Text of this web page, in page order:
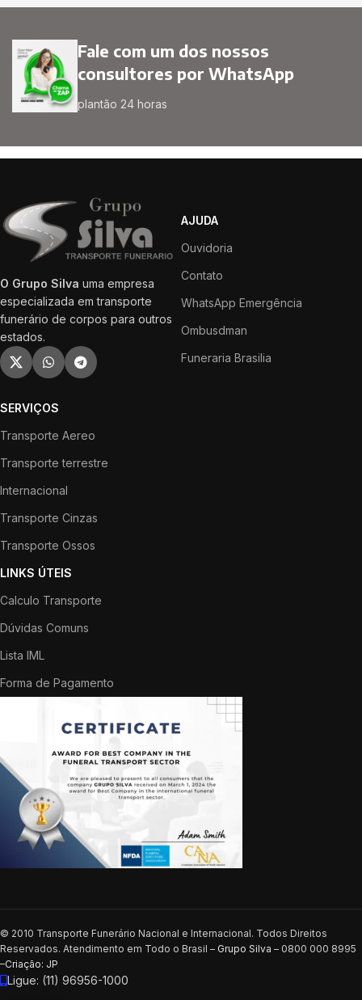
Fale com um dos nossos
consultores por WhatsApp
plantão 24 horas
O Grupo Silva uma empresa
especializada em transporte
funerário de corpos para outros
estados.
AJUDA
Ouvidoria
Contato
WhatsApp Emergência
Ombusdman
Funeraria Brasilia
SERVIÇOS
Transporte Aereo
Transporte terrestre
Internacional
Transporte Cinzas
Transporte Ossos
LINKS ÚTEIS
Calculo Transporte
Dúvidas Comuns
Lista IML
Forma de Pagamento
© 2010 Transporte Funerário Nacional e Internacional. Todos Direitos
Reservados. Atendimento em Todo o Brasil – Grupo Silva – 0800 000 8995
–Criação: JP
Ligue: (11) 96956-1000